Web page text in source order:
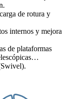
de rotura y
internos y mejora
de plataformas